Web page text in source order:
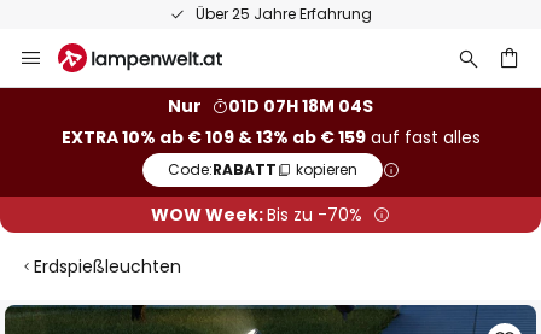
Über 25 Jahre Erfahrung
Inhalt
Nur
01D 07H 18M 03S
EXTRA 10% ab € 109 & 13% ab € 159auf fast alles
Code:RABATT kopieren
WOW Week:Bis zu -70%
Erdspießleuchten
Zum